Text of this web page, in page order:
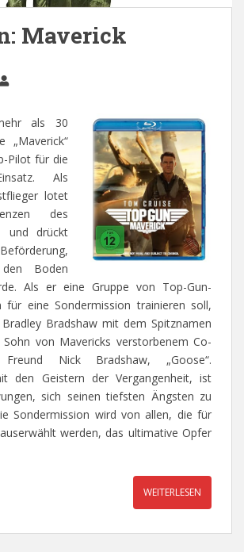
Maverick
als 30
„Maverick“
Pilot für die
Als
lotet
des
und drückt
Boden
Als er eine Gruppe von Top-Gun-
für eine Sondermission trainieren soll,
Bradshaw mit dem Spitznamen
Sohn von Mavericks verstorbenem Co-
Nick Bradshaw, „Goose“.
den Geistern der Vergangenheit, ist
sich seinen tiefsten Ängsten zu
Sondermission wird von allen, die für
werden, das ultimative Opfer
WEITERLESEN